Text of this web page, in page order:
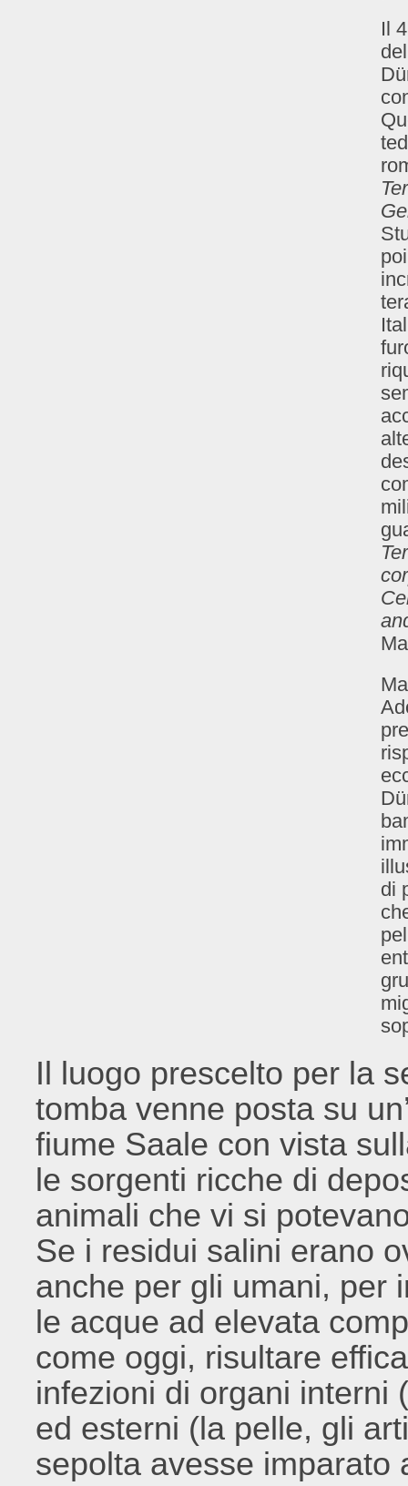
Il
di
Il luogo prescelto per la
tomba venne posta su
fiume Saale con vista
le sorgenti ricche di
animali che vi si
Se i residui salini erano
anche per gli umani, per
le acque ad elevata
come oggi, risultare
infezioni di organi interni
ed esterni (la pelle, gli
sepolta avesse imparato